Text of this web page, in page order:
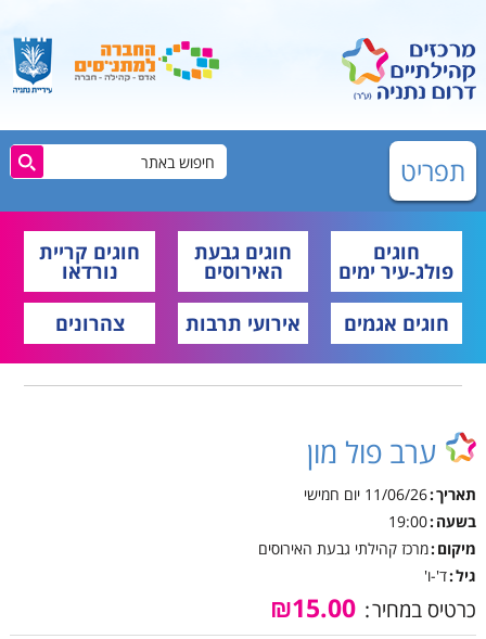
תפריט
חוגים
פולג-עיר ימים
חוגים גבעת
האירוסים
חוגים קריית
נורדאו
חוגים אגמים
אירועי תרבות צהרונים
ערב פול מון
תאריך 11/06/26 יום חמישי
בשעה 19:00
מיקום מרכז קהילתי גבעת האירוסים
גיל ד'-ו'
כרטיס במחיר